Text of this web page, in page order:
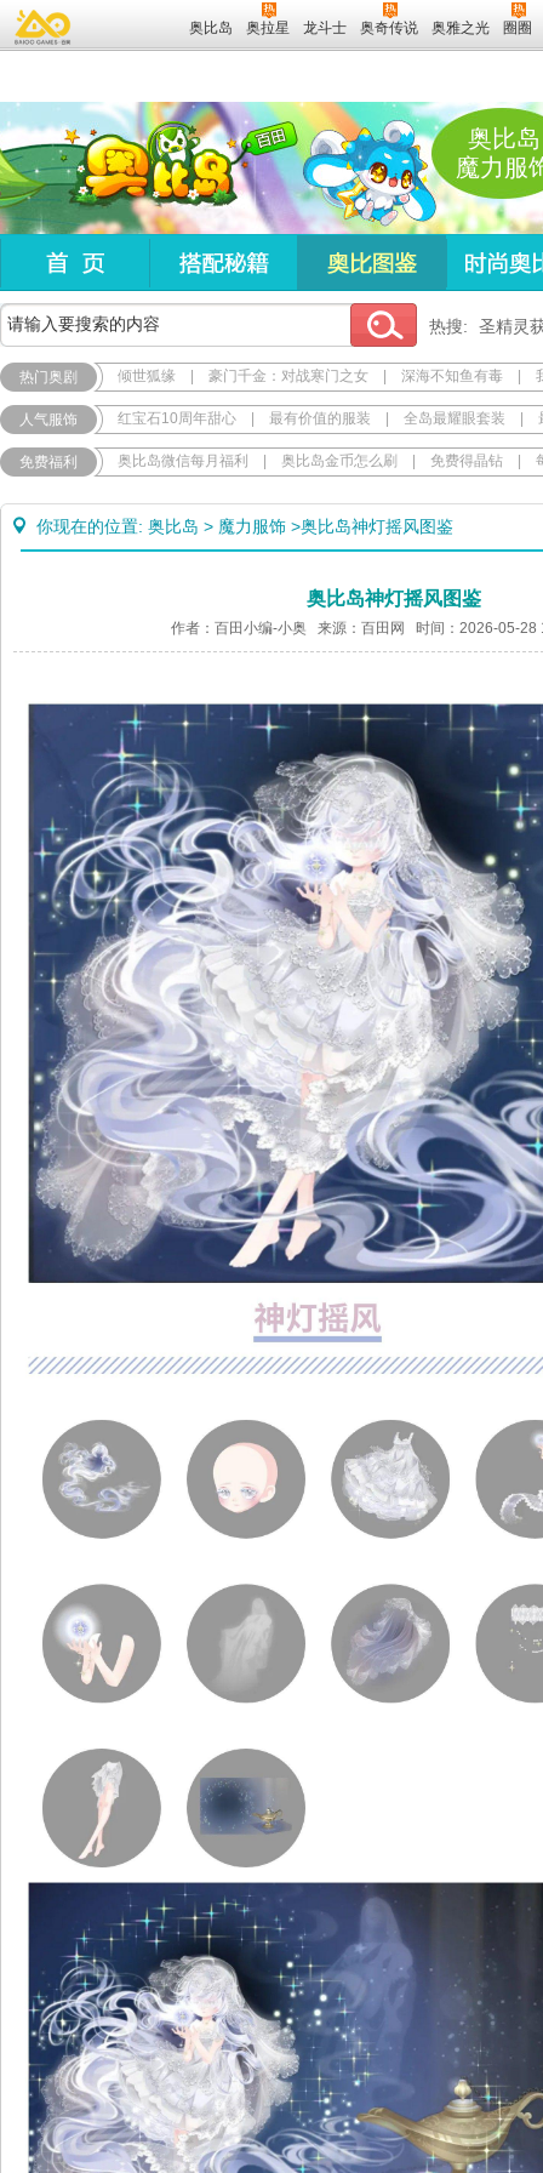
奥比岛 奥拉星 龙斗士 奥奇传说 奥雅之光 圈圈
奥比岛
魔力服
热搜: 圣精灵
热门奥剧 倾世狐缘 豪门千金：对战寒门之女 深海不知鱼有毒
人气服饰 红宝石10周年甜心 最有价值的服装 全岛最耀眼套装
免费福利 奥比岛微信每月福利 奥比岛金币怎么刷 免费得晶钻
你现在的位置: 奥比岛 > 魔力服饰 >奥比岛神灯摇风图鉴
奥比岛神灯摇风图鉴
作者：百田小编-小奥 来源：百田网 时间：2026-05-